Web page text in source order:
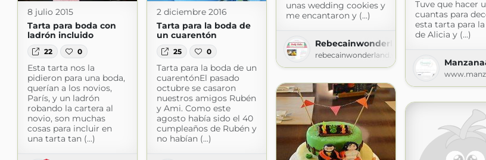
unas wedding cookies y
me encantaron y (...)
Rebecainwonderland
rebecainwonderland.wordpress.com
Tuve que hacer
cuantas para
esta tarta para
de Alicia y (...)
8 julio 2015
Tarta para boda con
ladrón incluido
22 0
Esta tarta nos la
pidieron para una boda,
querían a los novios,
París, y un ladrón
robando la cartera al
novio, son muchas
cosas para incluir en
una tarta tan (...)
2 diciembre 2016
Tarta para la boda de
un cuarentón
25 0
Tarta para la boda de un
cuarentónEl pasado
octubre se casaron
nuestros amigos Rubén
y Ami. Como este
agosto había sido el 40
cumpleaños de Rubén y
no habían (...)